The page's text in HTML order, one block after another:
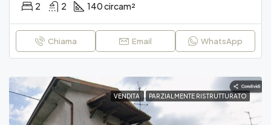
2 2 140 circam²
Chiama Email WhatsApp
VENDITA PARZIALMENTE RISTRUTTURATO